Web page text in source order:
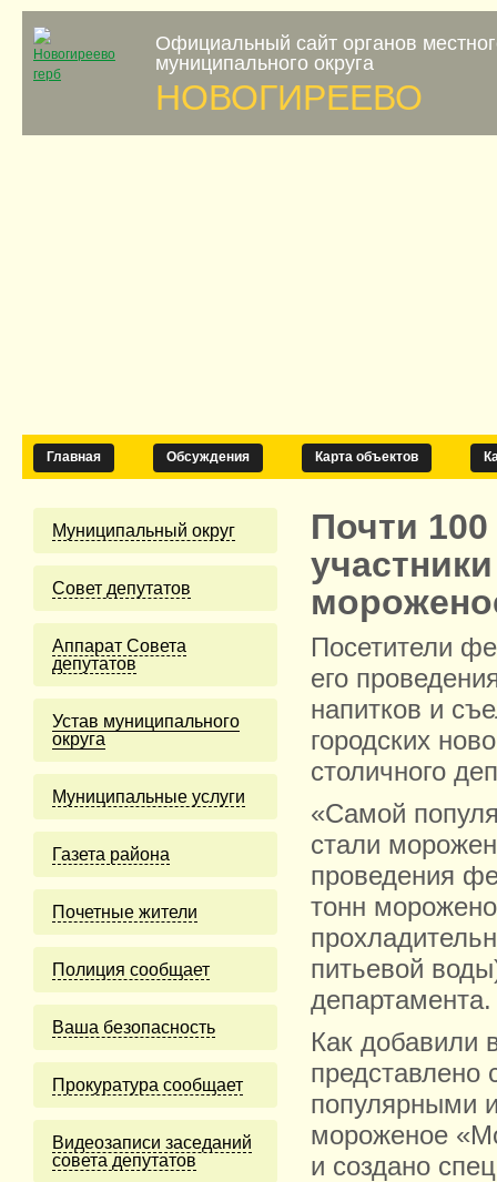
Официальный сайт органов
муниципального округа
НОВОГИРЕЕВО
Главная Обсуждения Карта объектов
Муниципальный округ
Cовет депутатов
Аппарат Совета
депутатов
Устав муниципального
округа
Муниципальные услуги
Газета района
Почетные жители
Полиция сообщает
Ваша безопасность
Прокуратура сообщает
Видеозаписи заседаний
совета депутатов
Почти
Посетители
его
напитков и
городских
столичного
«Самой
стали
проведения
тонн
питьевой
департамента.
Как добавили
популярными
мороженое
и создано